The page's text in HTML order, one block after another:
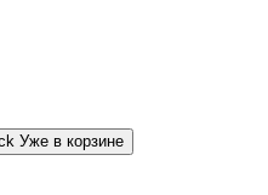
Уже в корзине